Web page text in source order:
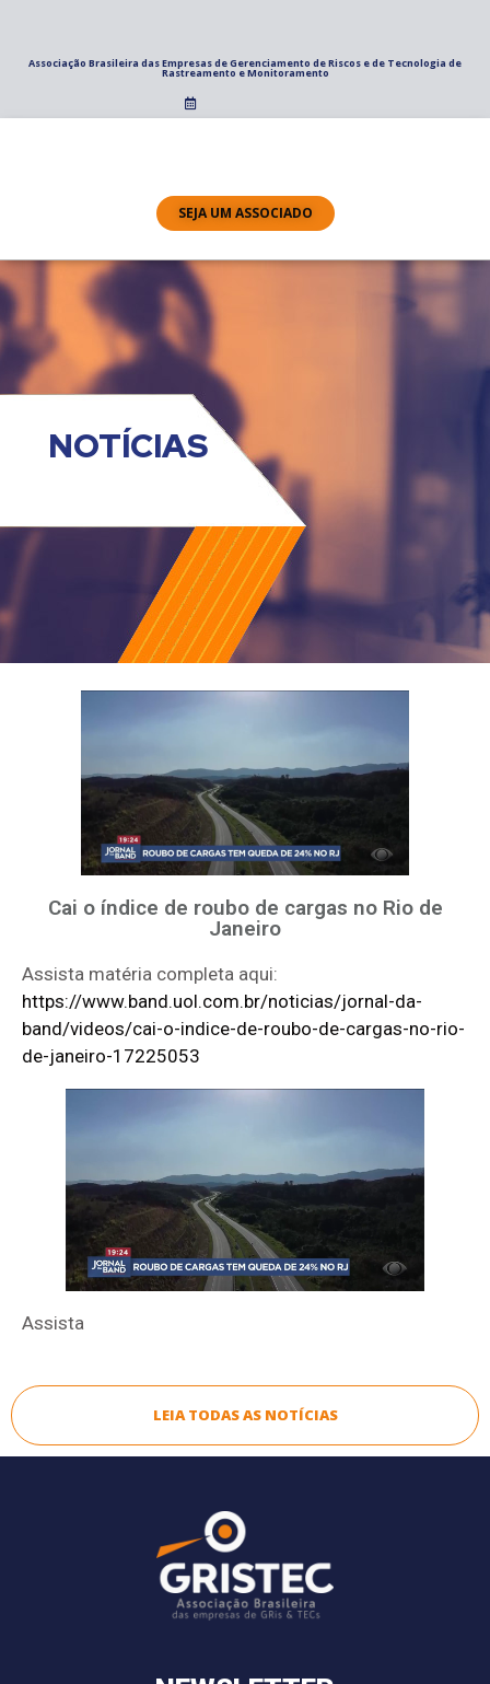
Associação Brasileira das Empresas de Gerenciamento de Riscos e de Tecnologia de
Rastreamento e Monitoramento
SEJA UM ASSOCIADO
NOTÍCIAS
Cai o índice de roubo de cargas no Rio de
Janeiro
Assista matéria completa aqui:
https://www.band.uol.com.br/noticias/jornal-da-
band/videos/cai-o-indice-de-roubo-de-cargas-no-rio-
de-janeiro-17225053
Assista
LEIA TODAS AS NOTÍCIAS